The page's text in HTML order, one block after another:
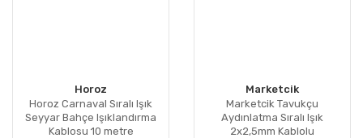
Horoz
Horoz Carnaval Sıralı Işık
Seyyar Bahçe Işıklandırma
Kablosu 10 metre
Marketcik
Marketcik Tavukçu
Aydınlatma Sıralı Işık
2x2,5mm Kablolu